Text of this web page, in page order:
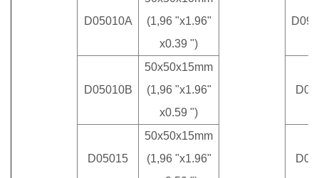
D05010A
(1,96 "x1.96"
x0.39 ")
D05010B
50x50x15mm
(1,96 "x1.96"
x0.59 ")
D05015
50x50x15mm
(1,96 "x1.96"